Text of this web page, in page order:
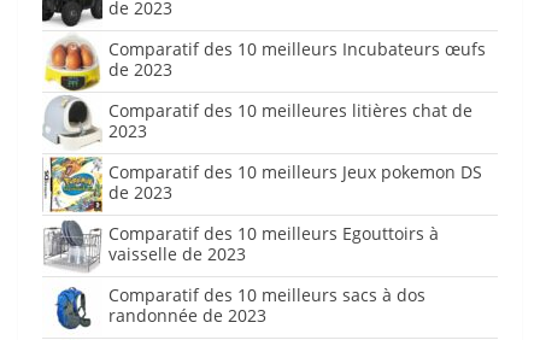
de 2023
Comparatif des 10 meilleurs Incubateurs œufs
de 2023
Comparatif des 10 meilleures litières chat de
2023
Comparatif des 10 meilleurs Jeux pokemon DS
de 2023
Comparatif des 10 meilleurs Egouttoirs à
vaisselle de 2023
Comparatif des 10 meilleurs sacs à dos
randonnée de 2023